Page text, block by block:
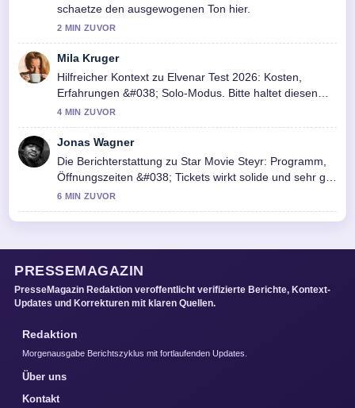
schaetze den ausgewogenen Ton hier.
2 MIN ZUVOR
Mila Kruger
Hilfreicher Kontext zu Elvenar Test 2026: Kosten,
Erfahrungen &#038; Solo-Modus. Bitte haltet diesen
Liveticker aktuell.
4 MIN ZUVOR
Jonas Wagner
Die Berichterstattung zu Star Movie Steyr: Programm,
Öffnungszeiten &#038; Tickets wirkt solide und sehr gut
nachvollziehbar.
6 MIN ZUVOR
PRESSEMAGAZIN
PresseMagazin Redaktion veroffentlicht verifizierte Berichte, Kontext-
Updates und Korrekturen mit klaren Quellen.
Redaktion
Morgenausgabe Berichtszyklus mit fortlaufenden Updates.
Über uns
Kontakt